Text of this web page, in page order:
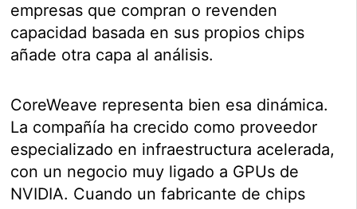
empresas que compran o revenden
capacidad basada en sus propios chips
añade otra capa al análisis.
CoreWeave representa bien esa dinámica.
La compañía ha crecido como proveedor
especializado en infraestructura acelerada,
con un negocio muy ligado a GPUs de
NVIDIA. Cuando un fabricante de chips